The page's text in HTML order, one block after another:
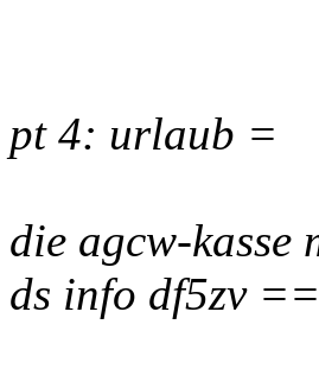
pt 4: urlaub =
die agcw-
ds info df5zv